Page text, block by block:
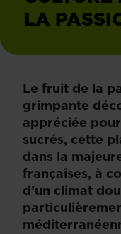
de
la
LA
Le fruit de la
grimpante
appréciée
sucrés, cette
dans la
françaises, à
d’un climat